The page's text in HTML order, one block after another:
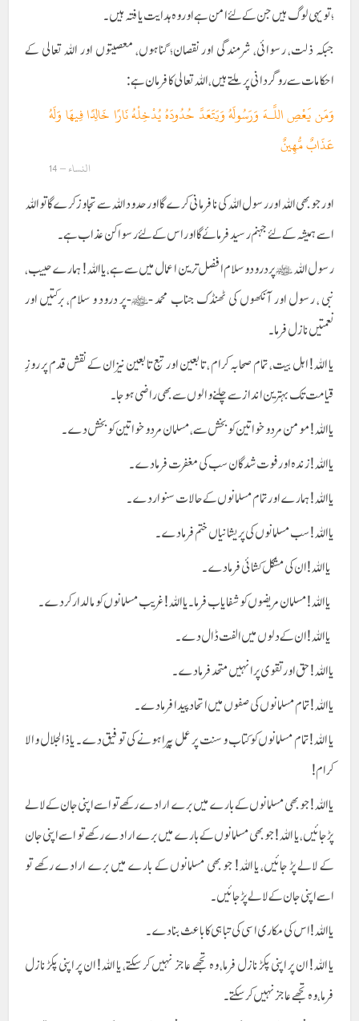
؛ تو یہی لوگ ہیں جن کے لئے امن ہے اور وہ ہدایت یافتہ ہیں۔
جبکہ ذلت، رسوائی، شرمندگی اور نقصان؛ گناہوں، معصیتوں اور اللہ تعالی کے
احکامات سے رو گردانی پر ملتے ہیں، اللہ تعالی کا فرمان ہے:
وَمَن يَعْصِ اللَّـهَ وَرَسُولَهُ وَيَتَعَدَّ حُدُودَهُ يُدْخِلْهُ نَارًا خَالِدًا فِيهَا وَلَهُ
عَذَابٌ مُّهِينٌ
النساء – 14
اور جو بھی اللہ اور رسول اللہ کی نافرمانی کرے گا اور حدود اللہ سے تجاوز کرے گا تو اللہ
اسے ہمیشہ کے لئے جہنم رسید فرمائے گا اور اس کے لئے رسوا کن عذاب ہے۔
رسول اللہ ﷺ پر درود و سلام افضل ترین اعمال میں سے ہے ، یااللہ! ہمارے حبیب،
نبی ، رسول اور آنکھوں کی ٹھنڈک جناب محمد -ﷺ-پر درود و سلام، برکتیں اور
نعمتیں نازل فرما۔
یا اللہ! اہل بیت، تمام صحابہ کرام ، تابعین اور تبع تابعین نیز ان کے نقش قدم پر روزِ
قیامت تک بہترین انداز سے چلنے والوں سے بھی راضی ہو جا۔
یا اللہ! مومن مرد و خواتین کو بخش سے، مسلمان مرد و خواتین کو بخش دے۔
یا اللہ! زندہ اور فوت شدگان سب کی مغفرت فرما دے۔
یا اللہ! ہمارے اور تمام مسلمانوں کے حالات سنوار دے۔
یا اللہ! سب مسلمانوں کی پریشانیاں ختم فرما دے۔
یا اللہ! ان کی مشکل کشائی فرما دے۔
یا اللہ! مسلمان مریضوں کو شفا یاب فرما۔ یا اللہ! غریب مسلمانوں کو مالدار کر دے۔
یا اللہ! ان کے دلوں میں الفت ڈال دے۔
یا اللہ! حق اور تقوی پر انہیں متحد فرما دے۔
یا اللہ! تمام مسلمانوں کی صفوں میں اتحاد پیدا فرما دے۔
یا اللہ! تمام مسلمانوں کو کتاب و سنت پر عمل پیرا ہونے کی توفیق دے۔ یا ذالجلال والا
کرام!
یا اللہ! جو بھی مسلمانوں کے بارے میں برے ارادے رکھے تو اسے اپنی جان کے لالے
پڑ جائیں، یا اللہ! جو بھی مسلمانوں کے بارے میں برے ارادے رکھے تو اسے اپنی جان
کے لالے پڑ جائیں، یا اللہ! جو بھی مسلمانوں کے بارے میں برے ارادے رکھے تو
اسے اپنی جان کے لالے پڑ جائیں۔
یا اللہ! اس کی مکاری اسی کی تباہی کا باعث بنا دے۔
یا اللہ! ان پر اپنی پکڑ نازل فرما، وہ تجھے عاجز نہیں کر سکتے، یا اللہ! ان پر اپنی پکڑ نازل
فرما، وہ تجھے عاجز نہیں کر سکتے۔